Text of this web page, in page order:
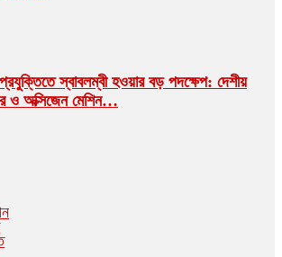
প্রযুক্তিতে স্বাবলম্বী হওয়ার বড় পদক্ষেপ: দেশীয়
ও অক্সিজেন মেশিন…